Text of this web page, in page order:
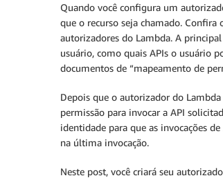
Quando você configura um
que o recurso seja chamado. Confira
autorizadores do Lambda. A
usuário, como quais APIs o usuário
documentos de “mapeamento de
Depois que o autorizador do
permissão para invocar a API
identidade para que as invocações
na última invocação.
Neste post, você criará seu